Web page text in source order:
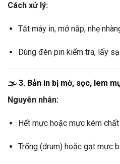
Cách xử lý:
Tắt máy in, mở nắp, nhẹ
Dùng đèn pin kiểm tra, lấy
🌫️ 3. Bản in bị mờ, sọc, lem
Nguyên nhân:
Hết mực hoặc mực kém
Trống (drum) hoặc gạt mực